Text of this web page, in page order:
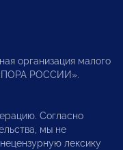
организация малого
РОССИИ».
Согласно
мы не
лексику